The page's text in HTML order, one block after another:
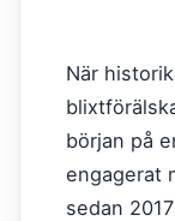
När
början på
engagerat
sedan